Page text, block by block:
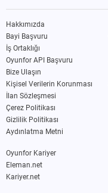
Hakkımızda
Bayi Başvuru
İş Ortaklığı
Oyunfor API Başvuru
Bize Ulaşın
Kişisel Verilerin Korunması
İlan Sözleşmesi
Çerez Politikası
Gizlilik Politikası
Aydınlatma Metni
Oyunfor Kariyer
Eleman.net
Kariyer.net